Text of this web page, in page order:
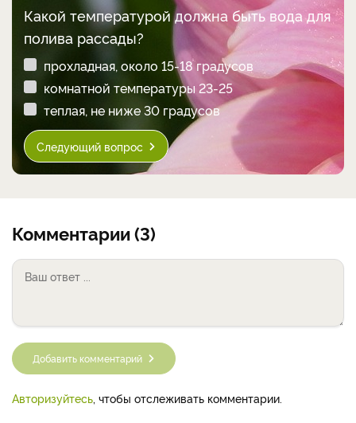
Какой температурой должна быть вода для
полива рассады?
прохладная, около 15-18 градусов
комнатной температуры 23-25
теплая, не ниже 30 градусов
Следующий вопрос
Комментарии (3)
Добавить комментарий
Авторизуйтесь, чтобы отслеживать комментарии.